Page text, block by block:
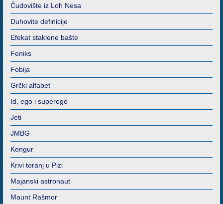
Čudovište iz Loh Nesa
Duhovite definicije
Efekat staklene bašte
Feniks
Fobija
Grčki alfabet
Id, ego i superego
Jeti
JMBG
Kengur
Krivi toranj u Pizi
Majanski astronaut
Maunt Rašmor